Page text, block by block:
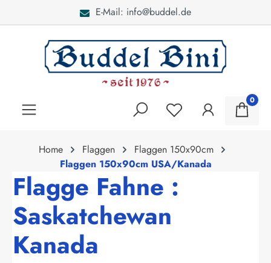
E-Mail: info@buddel.de
0
Home Flaggen
Flaggen 150x90cm
Flaggen 150x90cm USA/Kanada
Flagge Fahne :
Saskatchewan
Kanada